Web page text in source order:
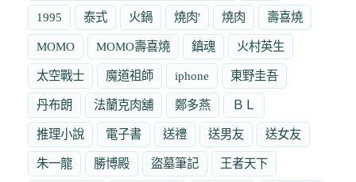
1995 泰式 火鍋 燒肉' 燒肉 壽喜燒
MOMO MOMO壽喜燒 鎮魂 火村英生
太空戰士 魔道祖師 iphone 東野圭吾
丹布朗 法蘭克肉舖 鄭多燕 ＢＬ
推理小說 電子書 送禮 送男友 送女友
朱一龍 勝博殿 盜墓筆記 王者天下